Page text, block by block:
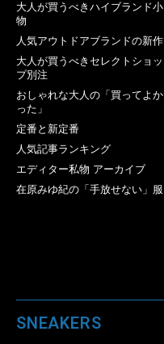
大人が買うべきハイブランド小
物
人気アウトドアブランドの新作
大人が買うべきセレクトショッ
プ別注
おしゃれな大人の「買ってよか
った」
定番と新定番
人気記事ランキング
エディター私物 アーカイブ
在原みゆ紀の「手放せない」服
SNEAKERS